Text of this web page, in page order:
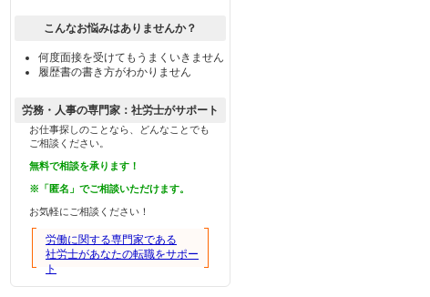
こんなお悩みはありませんか？
何度面接を受けてもうまくいきません
履歴書の書き方がわかりません
労務・人事の専門家：社労士がサポート
お仕事探しのことなら、どんなことでも
ご相談ください。
無料で相談を承ります！
※「匿名」でご相談いただけます。
お気軽にご相談ください！
労働に関する専門家である
社労士があなたの転職をサポー
ト